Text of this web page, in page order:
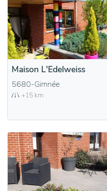
Maison L'Edelweiss
5680-Gimnée
+15 km